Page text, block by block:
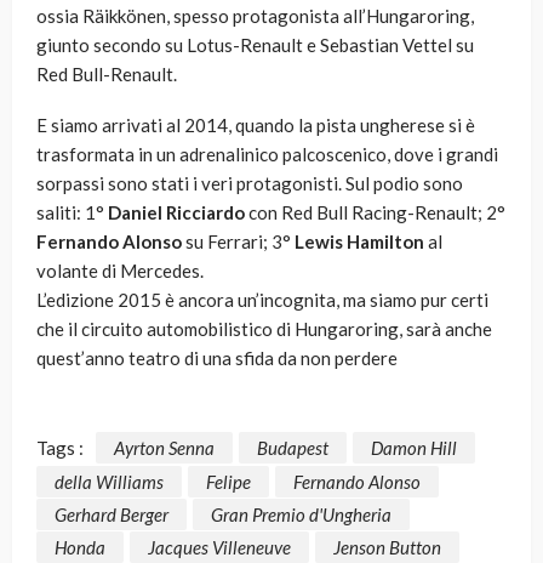
ossia Räikkönen, spesso protagonista all’Hungaroring,
giunto secondo su Lotus-Renault e Sebastian Vettel su
Red Bull-Renault.
E siamo arrivati al 2014, quando la pista ungherese si è
trasformata in un adrenalinico palcoscenico, dove i grandi
sorpassi sono stati i veri protagonisti. Sul podio sono
saliti: 1° Daniel Ricciardocon Red Bull Racing-Renault; 2°
Fernando Alonsosu Ferrari; 3° Lewis Hamilton al
volante di Mercedes.
L’edizione 2015 è ancora un’incognita, ma siamo pur certi
che il circuito automobilistico di Hungaroring, sarà anche
quest’anno teatro di una sfida da non perdere
Tags : Ayrton Senna Budapest
Damon Hill
della Williams
Felipe
Fernando Alonso
Gerhard Berger
Gran Premio d'Ungheria
Honda
Jacques Villeneuve Jenson Button